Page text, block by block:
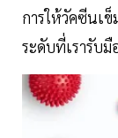
การให้วัคซีนเ
ระดับที่เรารับมื